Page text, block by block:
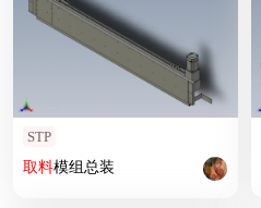
STP
取料模组总装